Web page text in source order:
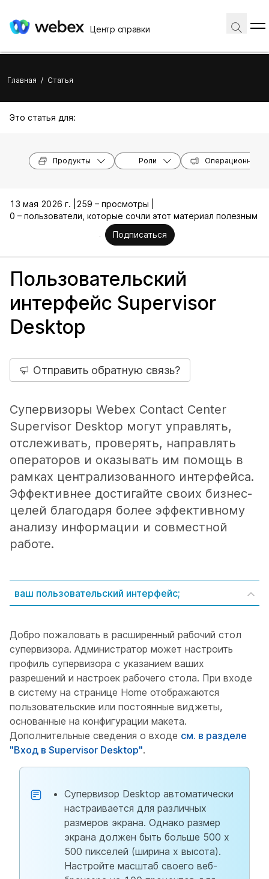
Центр справки
Главная / Статья
Это статья для:
Продукты Роли Операционные
13 мая 2026 г. |
259 – просмотры |
0 – пользователи, которые сочли этот материал полезным
Подписаться
Пользовательский
интерфейс Supervisor
Desktop
Отправить обратную связь?
Супервизоры Webex Contact Center
Supervisor Desktop могут управлять,
отслеживать, проверять, направлять
операторов и оказывать им помощь в
рамках централизованного интерфейса.
Эффективнее достигайте своих бизнес-
целей благодаря более эффективному
анализу информации и совместной
работе.
ваш пользовательский интерфейс;
Добро пожаловать в расширенный рабочий стол
супервизора. Администратор может настроить
профиль супервизора с указанием ваших
разрешений и настроек рабочего стола. При входе
в систему на странице Home отображаются
пользовательские или постоянные виджеты,
основанные на конфигурации макета.
Дополнительные сведения о входе см. в разделе
"Вход в Supervisor Desktop".
Супервизор Desktop автоматически
настраивается для различных
размеров экрана. Однако размер
экрана должен быть больше 500 х
500 пикселей (ширина х высота).
Настройте масштаб своего веб-